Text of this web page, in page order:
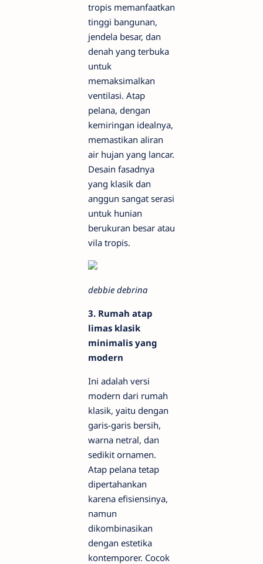
tropis memanfaatkan
tinggi bangunan,
jendela besar, dan
denah yang terbuka
untuk
memaksimalkan
ventilasi. Atap
pelana, dengan
kemiringan idealnya,
memastikan aliran
air hujan yang lancar.
Desain fasadnya
yang klasik dan
anggun sangat serasi
untuk hunian
berukuran besar atau
vila tropis.
debbie debrina
3. Rumah atap
limas klasik
minimalis yang
modern
Ini adalah versi
modern dari rumah
klasik, yaitu dengan
garis-garis bersih,
warna netral, dan
sedikit ornamen.
Atap pelana tetap
dipertahankan
karena efisiensinya,
namun
dikombinasikan
dengan estetika
kontemporer. Cocok